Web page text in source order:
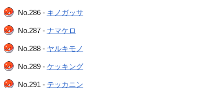
No.286 - キノガッサ
No.287 - ナマケロ
No.288 - ヤルキモノ
No.289 - ケッキング
No.291 - テッカニン